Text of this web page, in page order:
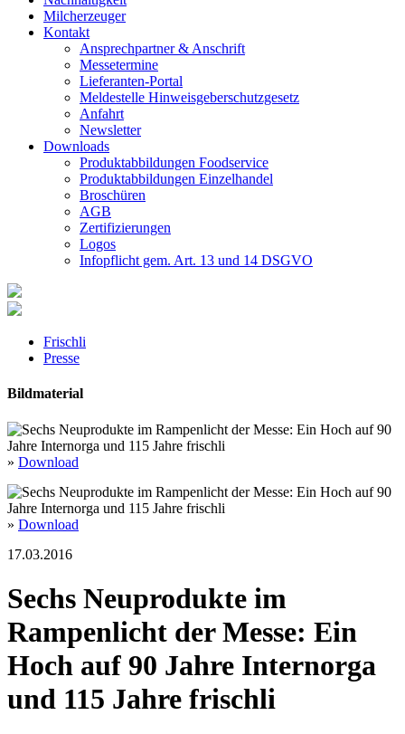
Milcherzeuger
Kontakt
Ansprechpartner & Anschrift
Messetermine
Lieferanten-Portal
Meldestelle Hinweisgeberschutzgesetz
Anfahrt
Newsletter
Downloads
Produktabbildungen Foodservice
Produktabbildungen Einzelhandel
Broschüren
AGB
Zertifizierungen
Logos
Infopflicht gem. Art. 13 und 14 DSGVO
Frischli
Presse
Bildmaterial
» Download
» Download
17.03.2016
Sechs Neuprodukte im
Rampenlicht der Messe: Ein
Hoch auf 90 Jahre Internorga
und 115 Jahre frischli